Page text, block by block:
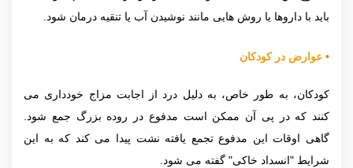
باید با داروها یا روش هایی مانند نوشیدن آب یا تنقیه درمان شود.
• عوارض در کودکان
كودكان، به طور خاص، به دلیل درد از اجابت مزاج خودداری می
كنند که در پی آن ممكن است مدفوع در روده بزرگ جمع شود.
گاهی اوقات این مدفوع تجمع یافته نشت پیدا می کند که به این
شرایط "انسداد خاکی" گفته می شود.